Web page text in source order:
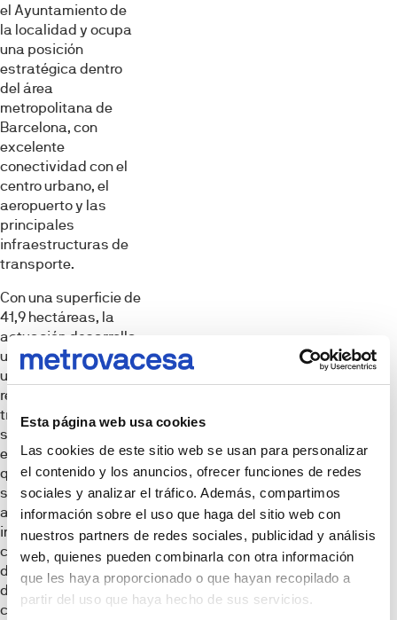
Esta página web usa cookies
Las cookies de este sitio web se usan para personalizar
el contenido y los anuncios, ofrecer funciones de redes
sociales y analizar el tráfico. Además, compartimos
información sobre el uso que haga del sitio web con
nuestros partners de redes sociales, publicidad y análisis
web, quienes pueden combinarla con otra información
que les haya proporcionado o que hayan recopilado a
partir del uso que haya hecho de sus servicios.
el Ayuntamiento de
la localidad y ocupa
una posición
estratégica dentro
del área
metropolitana de
Barcelona, con
excelente
conectividad con el
centro urbano, el
aeropuerto y las
principales
infraestructuras de
transporte.
Con una superficie de
41,9 hectáreas, la
actuación desarrolla
un modelo de
urbanismo
regenerativo que
transforma antiguos
suelos industriales
en un nuevo barrio
que integra
sostenibilidad
ambiental,
innovación urbana y
cohesión social. Este
desarrollo prevé más
de 1 5.700 viviendas,
con más del 40 %